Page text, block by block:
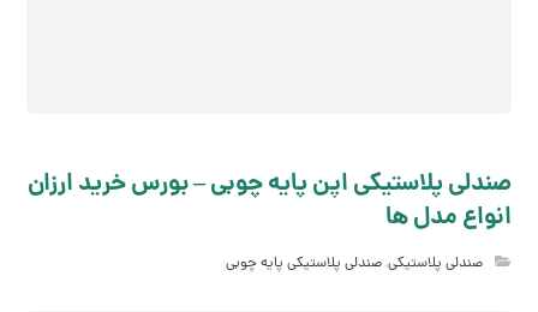
صندلی پلاستیکی اپن پایه چوبی – بورس خرید ارزان
انواع مدل ها
صندلی پلاستیکی,صندلی پلاستیکی پایه چوبی